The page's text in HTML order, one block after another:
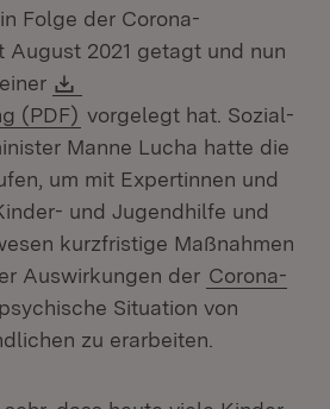
Folge der Corona-
August 2021 getagt und nun
(PDF) (Öffnet in neuem Fenster)
vorgelegt hat. Sozial-
Manne Lucha hatte die
um mit Expertinnen und
und Jugendhilfe und
kurzfristige Maßnahmen
Auswirkungen der Corona-
Situation von
zu erarbeiten.